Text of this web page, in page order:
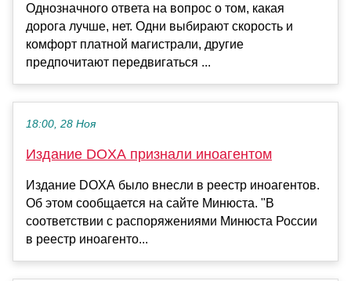
Однозначного ответа на вопрос о том, какая
дорога лучше, нет. Одни выбирают скорость и
комфорт платной магистрали, другие
предпочитают передвигаться ...
18:00, 28 Ноя
Издание DOXA признали иноагентом
Издание DOXA было внесли в реестр иноагентов.
Об этом сообщается на сайте Минюста. "В
соответствии с распоряжениями Минюста России
в реестр иноагенто...